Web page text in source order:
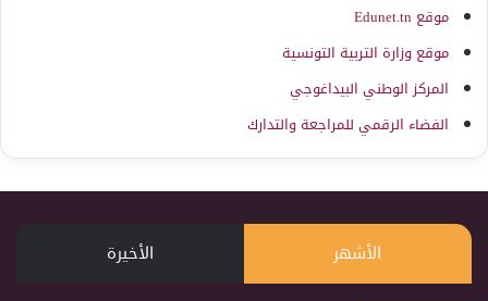
موقع Edunet.tn
موقع وزارة التربية التونسية
المركز الوطني البيداغوجي
الفضاء الرقمي للمراجعة والتدارك
الأشهر الأخيرة